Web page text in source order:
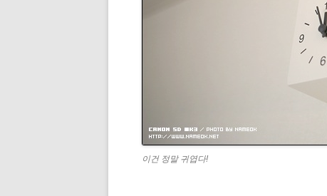
이건 정말 귀엽다!